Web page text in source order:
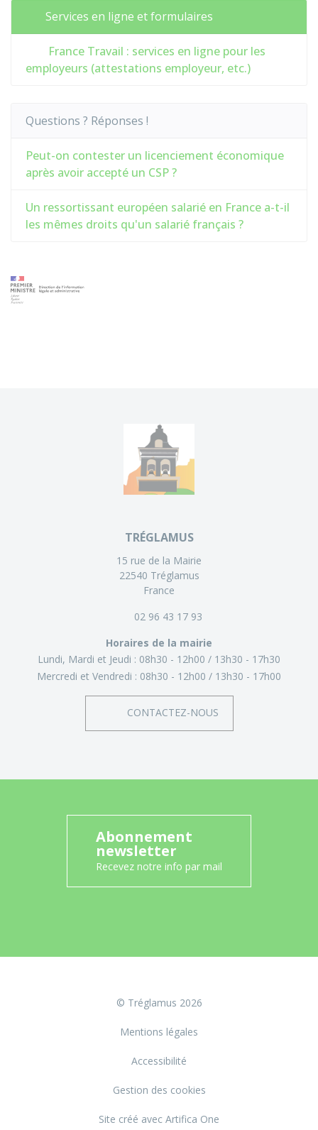
Services en ligne et formulaires
France Travail : services en ligne pour les
employeurs (attestations employeur, etc.)
Questions ? Réponses !
Peut-on contester un licenciement économique
après avoir accepté un CSP ?
Un ressortissant européen salarié en France a-t-il
les mêmes droits qu'un salarié français ?
TRÉGLAMUS
15 rue de la Mairie
22540 Tréglamus
France
02 96 43 17 93
Horaires de la mairie
Lundi, Mardi et Jeudi : 08h30 - 12h00
13h30 - 17h30
Mercredi et Vendredi : 08h30 - 12h00 13h30 - 17h00
CONTACTEZ-NOUS
Abonnement
newsletter
Recevez notre info par mail
© Tréglamus 2026
Mentions légales
Accessibilité
Gestion des cookies
Site créé avec Artifica One